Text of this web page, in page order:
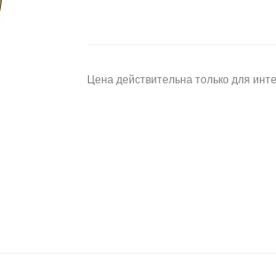
Цена действительна только для